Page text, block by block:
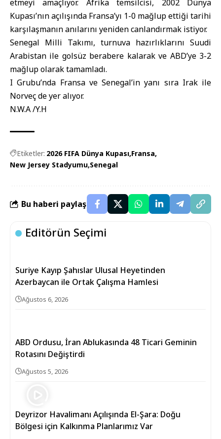
etmeyi amaçlıyor. Afrika temsilcisi, 2002 Dünya
Kupası’nın açılışında Fransa’yı 1-0 mağlup ettiği tarihi
karşılaşmanın anılarını yeniden canlandırmak istiyor.
Senegal Milli Takımı, turnuva hazırlıklarını Suudi
Arabistan ile golsüz berabere kalarak ve ABD’ye 3-2
mağlup olarak tamamladı.
I Grubu’nda Fransa ve Senegal’in yanı sıra Irak ile
Norveç de yer alıyor.
N.W.A /Y.H
Etiketler: 2026 FIFA Dünya Kupası Fransa
New Jersey Stadyumu Senegal
Bu haberi paylaş
Editörün Seçimi
Suriye Kayıp Şahıslar Ulusal Heyetinden
Azerbaycan ile Ortak Çalışma Hamlesi
Ağustos 6, 2026
ABD Ordusu, İran Ablukasında 48 Ticari Geminin
Rotasını Değiştirdi
Ağustos 5, 2026
Deyrizor Havalimanı Açılışında El-Şara: Doğu
Bölgesi için Kalkınma Planlarımız Var